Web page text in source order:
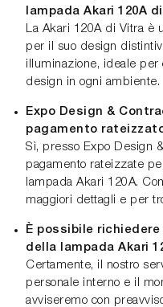
lampada Akari 120A
La Akari 120A di Vitra è
per il suo design
illuminazione, ideale per
design in ogni ambiente.
Expo Design &
pagamento
Sì, presso Expo Design
pagamento rateizzate
lampada Akari 120A.
maggiori dettagli e per
È possibile
della lampada Akari
Certamente, il nostro
personale interno e il
avviseremo con